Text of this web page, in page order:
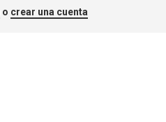
o crear una cuenta